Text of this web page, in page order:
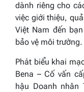
dành riêng cho
việc giới thiệu,
Việt Nam đến
bảo vệ môi trường.
Phát biểu khai
Bena – Cố vấn
hậu Doanh nhân